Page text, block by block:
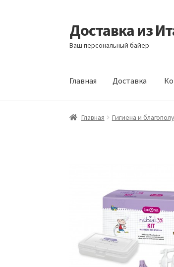
Перейти
к
навигации
Перейти
к
содержимому
Доставка из
Ваш персональный байер
Главная Доставка
Главная Доставка Контакты
Главная Гигиена и